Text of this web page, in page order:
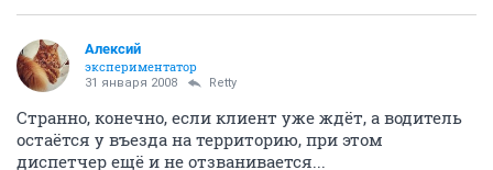
Алексий
экспериментатор
31 января 2008 Retty
Странно, конечно, если клиент уже ждёт, а водитель
остаётся у въезда на территорию, при этом
диспетчер ещё и не отзванивается...